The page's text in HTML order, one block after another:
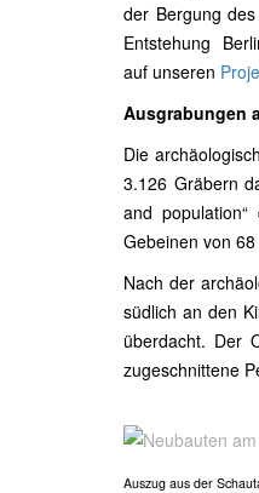
der Bergung
Entstehung
auf unseren
Ausgrabungen
Die
3.126 Gräbern
and
Gebeinen von
Nach der
südlich an den
überdacht. Der
zugeschnittene
Auszug aus der